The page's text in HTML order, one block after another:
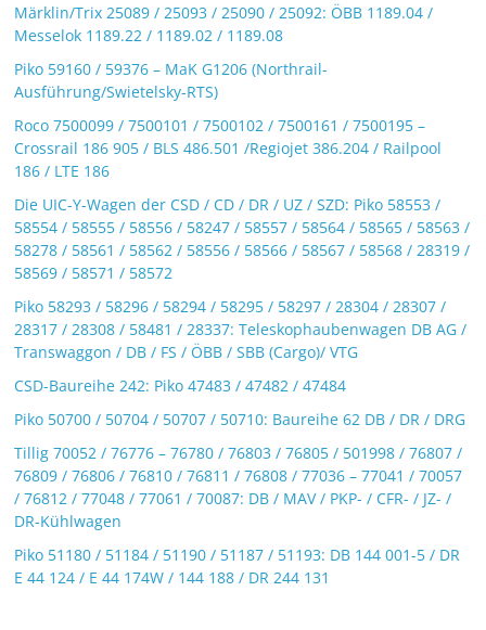
Märklin/Trix 25089 / 25093 / 25090 / 25092: ÖBB 1189.04 /
Messelok 1189.22 / 1189.02 / 1189.08
Piko 59160 / 59376 – MaK G1206 (Northrail-
Ausführung/Swietelsky-RTS)
Roco 7500099 / 7500101 / 7500102 / 7500161 / 7500195 –
Crossrail 186 905 / BLS 486.501 /Regiojet 386.204 / Railpool
186 / LTE 186
Die UIC-Y-Wagen der CSD / CD / DR / UZ / SZD: Piko 58553 /
58554 / 58555 / 58556 / 58247 / 58557 / 58564 / 58565 / 58563 /
58278 / 58561 / 58562 / 58556 / 58566 / 58567 / 58568 / 28319 /
58569 / 58571 / 58572
Piko 58293 / 58296 / 58294 / 58295 / 58297 / 28304 / 28307 /
28317 / 28308 / 58481 / 28337: Teleskophaubenwagen DB AG /
Transwaggon / DB / FS / ÖBB / SBB (Cargo)/ VTG
CSD-Baureihe 242: Piko 47483 / 47482 / 47484
Piko 50700 / 50704 / 50707 / 50710: Baureihe 62 DB / DR / DRG
Tillig 70052 / 76776 – 76780 / 76803 / 76805 / 501998 / 76807 /
76809 / 76806 / 76810 / 76811 / 76808 / 77036 – 77041 / 70057
/ 76812 / 77048 / 77061 / 70087: DB / MAV / PKP- / CFR- / JZ- /
DR-Kühlwagen
Piko 51180 / 51184 / 51190 / 51187 / 51193: DB 144 001-5 / DR
E 44 124 / E 44 174W / 144 188 / DR 244 131